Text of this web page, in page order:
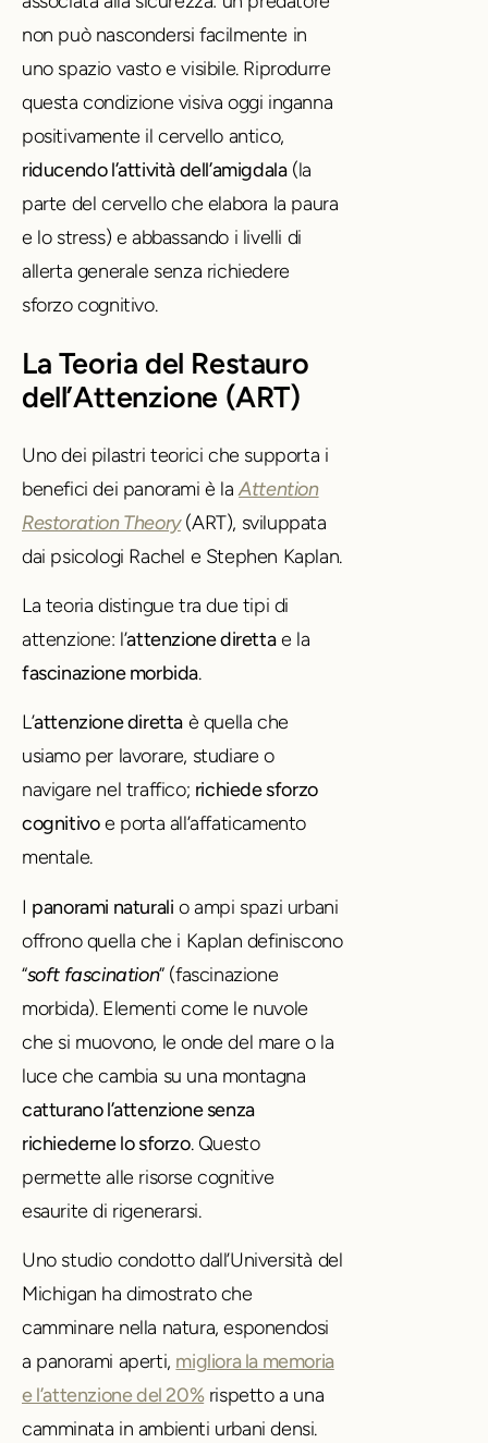
non può nascondersi facilmente in
uno spazio vasto e visibile. Riprodurre
questa condizione visiva oggi inganna
positivamente il cervello antico,
riducendo l’attività dell’amigdala(la
parte del cervello che elabora la paura
e lo stress) e abbassando i livelli di
allerta generale senza richiedere
sforzo cognitivo.
La Teoria del Restauro
dell’Attenzione (ART)
Uno dei pilastri teorici che supporta i
benefici dei panorami è laAttention
Restoration Theory(ART), sviluppata
dai psicologi Rachel e Stephen Kaplan.
La teoria distingue tra due tipi di
attenzione: l’attenzione direttae la
fascinazione morbida.
L’attenzione direttaè quella che
usiamo per lavorare, studiare o
navigare nel traffico; richiede sforzo
cognitivoe porta all’affaticamento
mentale.
I panorami naturali o ampi spazi urbani
offrono quella che i Kaplan definiscono
“soft fascination” (fascinazione
morbida). Elementi come le nuvole
che si muovono, le onde del mare o la
luce che cambia su una montagna
catturano l’attenzione senza
richiederne lo sforzo. Questo
permette alle risorse cognitive
esaurite di rigenerarsi.
Uno studio condotto dall’Università del
Michigan ha dimostrato che
camminare nella natura, esponendosi
a panorami aperti, migliora la memoria
e l’attenzione del 20%rispetto a una
camminata in ambienti urbani densi.